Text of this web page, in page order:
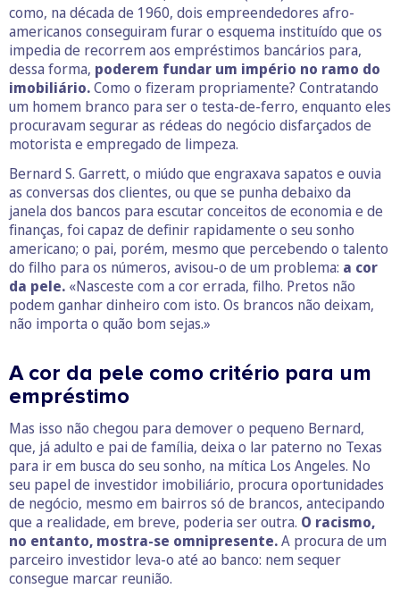
como, na década de 1960, dois empreendedores afro-
americanos conseguiram furar o esquema instituído que os
impedia de recorrem aos empréstimos bancários para,
dessa forma, poderem fundar um império no ramo do
imobiliário.Como o fizeram propriamente? Contratando
um homem branco para ser o testa-de-ferro, enquanto eles
procuravam segurar as rédeas do negócio disfarçados de
motorista e empregado de limpeza.
Bernard S. Garrett, o miúdo que engraxava sapatos e ouvia
as conversas dos clientes, ou que se punha debaixo da
janela dos bancos para escutar conceitos de economia e de
finanças, foi capaz de definir rapidamente o seu sonho
americano; o pai, porém, mesmo que percebendo o talento
do filho para os números, avisou-o de um problema: a cor
da pele. «Nasceste com a cor errada, filho. Pretos não
podem ganhar dinheiro com isto. Os brancos não deixam,
não importa o quão bom sejas.»
A cor da pele como critério para um
empréstimo
Mas isso não chegou para demover o pequeno Bernard,
que, já adulto e pai de família, deixa o lar paterno no Texas
para ir em busca do seu sonho, na mítica Los Angeles. No
seu papel de investidor imobiliário, procura oportunidades
de negócio, mesmo em bairros só de brancos, antecipando
que a realidade, em breve, poderia ser outra. O racismo,
no entanto, mostra-se omnipresente.A procura de um
parceiro investidor leva-o até ao banco: nem sequer
consegue marcar reunião.